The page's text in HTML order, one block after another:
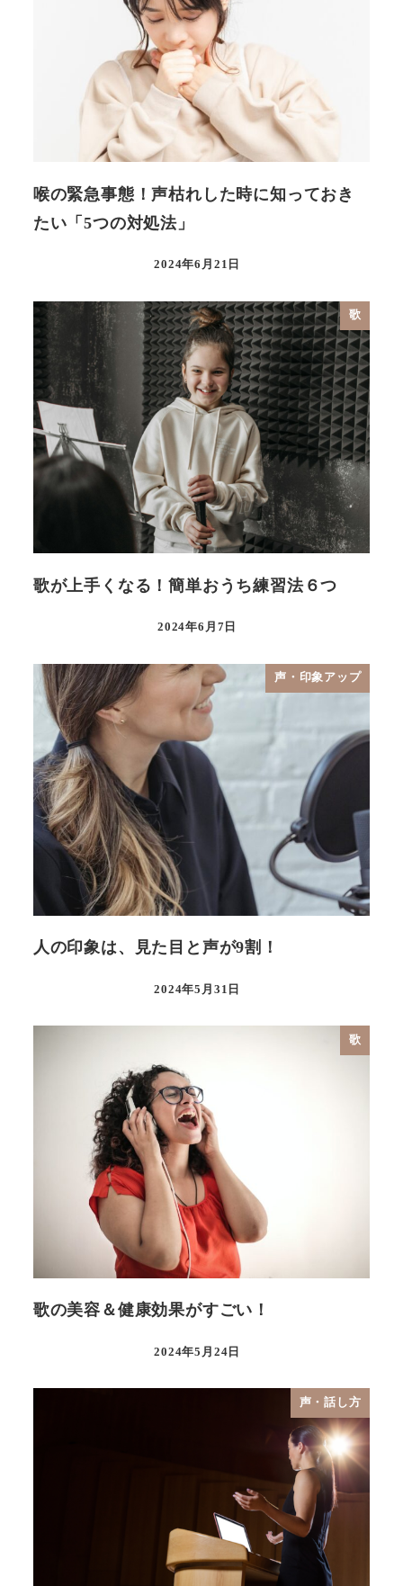
喉の緊急事態！声枯れした時に知っておき
たい「5つの対処法」
2024年6月21日
歌
歌が上手くなる！簡単おうち練習法６つ
2024年6月7日
声・印象アップ
人の印象は、見た目と声が9割！
2024年5月31日
歌
歌の美容＆健康効果がすごい！
2024年5月24日
声・話し方